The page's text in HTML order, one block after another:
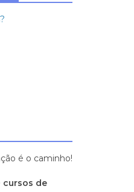
é o caminho!
cursos de